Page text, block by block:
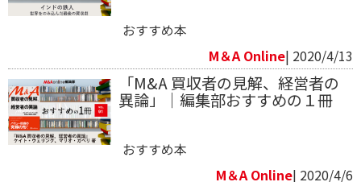
おすすめ本
M＆A Online| 2020/4/13
「M&A 買収者の見解、経営者の
異論」｜編集部おすすめの１冊
おすすめ本
M＆A Online| 2020/4/6